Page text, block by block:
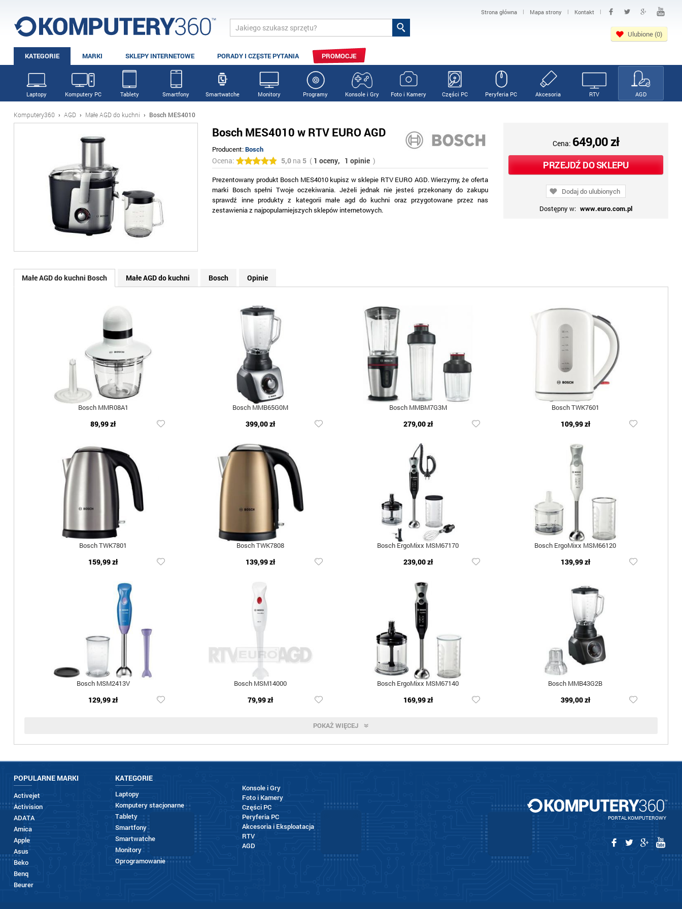
Strona główna | Mapa strony | Kontakt |
Ulubione (0)
KATEGORIE MARKI SKLEPY INTERNETOWE PORADY I CZĘSTE PYTANIA PROMOCJE
Laptopy Komputery PC Tablety Smartfony Smartwatche Monitory Programy Konsole i Gry Foto i Kamery Części PC Peryferia PC Akcesoria RTV AGD
Komputery360 › AGD › Małe AGD do kuchni › Bosch MES4010
Bosch MES4010 w RTV EURO AGD
Producent:Bosch
Ocena: 5,0 na 5 ( 1 oceny, 1 opinie )
Prezentowany produkt Bosch MES4010 kupisz w sklepie RTV EURO AGD. Wierzymy, że oferta
marki Bosch spełni Twoje oczekiwania. Jeżeli jednak nie jesteś przekonany do zakupu
sprawdź inne produkty z kategorii małe agd do kuchni oraz przygotowane przez nas
zestawienia z najpopularniejszych sklepów internetowych.
Cena: 649,00 zł
PRZEJDŹ DO SKLEPU
Dodaj do ulubionych
Dostępny w: www.euro.com.pl
Małe AGD do kuchni Bosch Małe AGD do kuchni Bosch Opinie
Bosch MMR08A1
89,99 zł
Bosch MMB65G0M
399,00 zł
Bosch MMBM7G3M
279,00 zł
Bosch TWK7601
109,99 zł
Bosch TWK7801
159,99 zł
Bosch TWK7808
139,99 zł
Bosch ErgoMixx MSM67170
239,00 zł
Bosch ErgoMixx MSM66120
139,99 zł
Bosch MSM2413V
129,99 zł
Bosch MSM14000
79,99 zł
Bosch ErgoMixx MSM67140
169,99 zł
Bosch MMB43G2B
399,00 zł
POKAŻ WIĘCEJ
POPULARNE MARKI
Activejet
Activision
ADATA
Amica
Apple
Asus
Beko
Benq
Beurer
KATEGORIE
Laptopy
Komputery stacjonarne
Tablety
Smartfony
Smartwatche
Monitory
Oprogramowanie
Konsole i Gry
Foto i Kamery
Części PC
Peryferia PC
Akcesoria i Eksploatacja
RTV
AGD
PORTAL KOMPUTEROWY